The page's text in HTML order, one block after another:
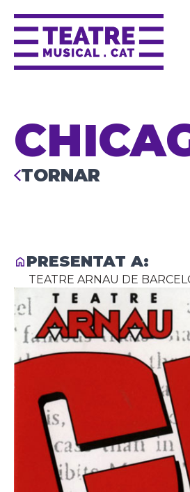
TORNAR
PRESENTAT A:
TEATRE ARNAU DE